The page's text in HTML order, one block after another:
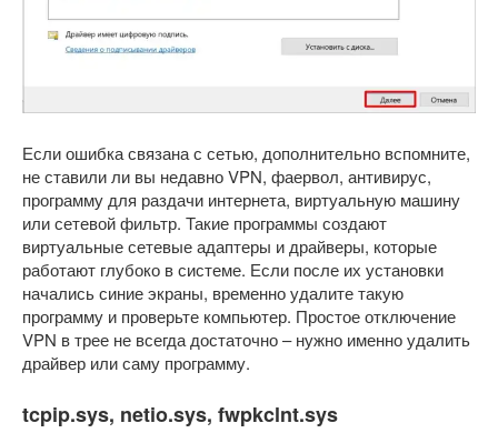
Если ошибка связана с сетью, дополнительно вспомните,
не ставили ли вы недавно VPN, фаервол, антивирус,
программу для раздачи интернета, виртуальную машину
или сетевой фильтр. Такие программы создают
виртуальные сетевые адаптеры и драйверы, которые
работают глубоко в системе. Если после их установки
начались синие экраны, временно удалите такую
программу и проверьте компьютер. Простое отключение
VPN в трее не всегда достаточно – нужно именно удалить
драйвер или саму программу.
tcpip.sys, netio.sys, fwpkclnt.sys